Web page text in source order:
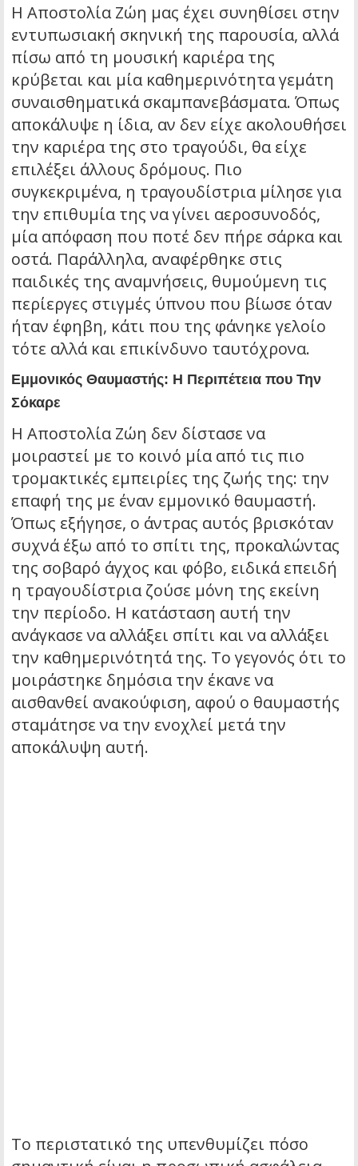
Η Αποστολία Ζώη μας έχει συνηθίσει στην
εντυπωσιακή σκηνική της παρουσία, αλλά
πίσω από τη μουσική καριέρα της
κρύβεται και μία καθημερινότητα γεμάτη
συναισθηματικά σκαμπανεβάσματα. Όπως
αποκάλυψε η ίδια, αν δεν είχε ακολουθήσει
την καριέρα της στο τραγούδι, θα είχε
επιλέξει άλλους δρόμους. Πιο
συγκεκριμένα, η τραγουδίστρια μίλησε για
την επιθυμία της να γίνει αεροσυνοδός,
μία απόφαση που ποτέ δεν πήρε σάρκα και
οστά. Παράλληλα, αναφέρθηκε στις
παιδικές της αναμνήσεις, θυμούμενη τις
περίεργες στιγμές ύπνου που βίωσε όταν
ήταν έφηβη, κάτι που της φάνηκε γελοίο
τότε αλλά και επικίνδυνο ταυτόχρονα.
Εμμονικός Θαυμαστής: Η Περιπέτεια που Την
Σόκαρε
Η Αποστολία Ζώη δεν δίστασε να
μοιραστεί με το κοινό μία από τις πιο
τρομακτικές εμπειρίες της ζωής της: την
επαφή της με έναν εμμονικό θαυμαστή.
Όπως εξήγησε, ο άντρας αυτός βρισκόταν
συχνά έξω από το σπίτι της, προκαλώντας
της σοβαρό άγχος και φόβο, ειδικά επειδή
η τραγουδίστρια ζούσε μόνη της εκείνη
την περίοδο. Η κατάσταση αυτή την
ανάγκασε να αλλάξει σπίτι και να αλλάξει
την καθημερινότητά της. Το γεγονός ότι το
μοιράστηκε δημόσια την έκανε να
αισθανθεί ανακούφιση, αφού ο θαυμαστής
σταμάτησε να την ενοχλεί μετά την
αποκάλυψη αυτή.
Το περιστατικό της υπενθυμίζει πόσο